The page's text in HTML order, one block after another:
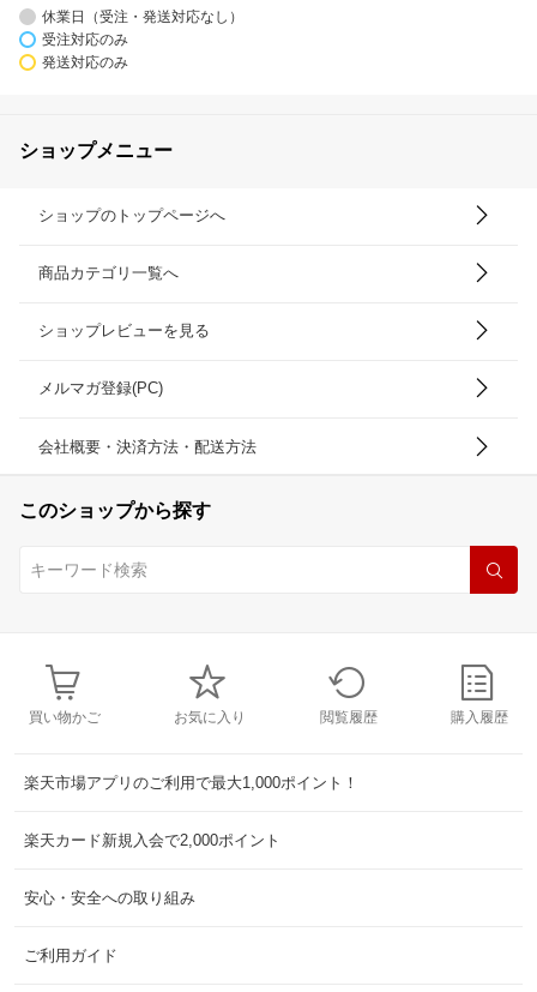
休業日（受注・発送対応なし）
受注対応のみ
発送対応のみ
ショップメニュー
ショップのトップページへ
商品カテゴリ一覧へ
ショップレビューを見る
メルマガ登録(PC)
会社概要・決済方法・配送方法
このショップから探す
買い物かご お気に入り 閲覧履歴 購入履歴
楽天市場アプリのご利用で最大1,000ポイント！
楽天カード新規入会で2,000ポイント
安心・安全への取り組み
ご利用ガイド